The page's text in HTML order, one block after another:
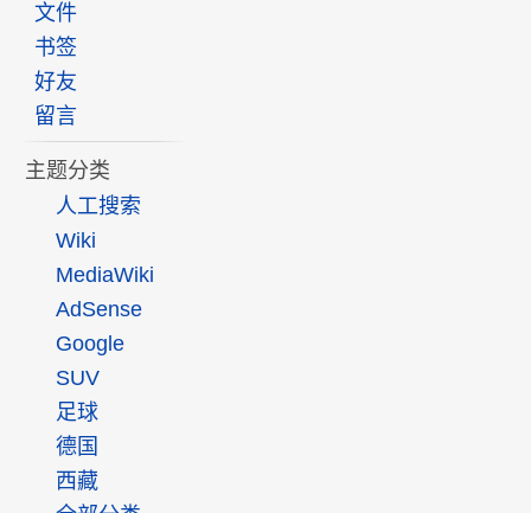
文件
书签
好友
留言
主题分类
人工搜索
Wiki
MediaWiki
AdSense
Google
SUV
足球
德国
西藏